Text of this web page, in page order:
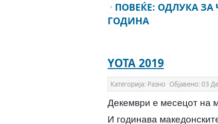
ПОВЕЌЕ: ОДЛУКА ЗА
ГОДИНА
YOTA 2019
Категорија: Разно Објавено: 03
Декември е месецот на
И годинава